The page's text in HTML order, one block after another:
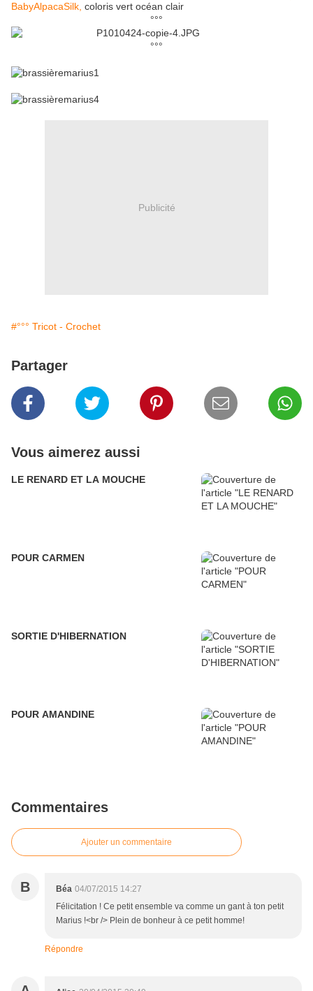
BabyAlpacaSilk, coloris vert océan clair
°°°
°°°
Publicité
#°°° Tricot - Crochet
Partager
Vous aimerez aussi
LE RENARD ET LA MOUCHE
POUR CARMEN
SORTIE D'HIBERNATION
POUR AMANDINE
Commentaires
Ajouter un commentaire
B Béa 04/07/2015 14:27
Félicitation ! Ce petit ensemble va comme un gant à ton petit
Marius !<br /> Plein de bonheur à ce petit homme!
Répondre